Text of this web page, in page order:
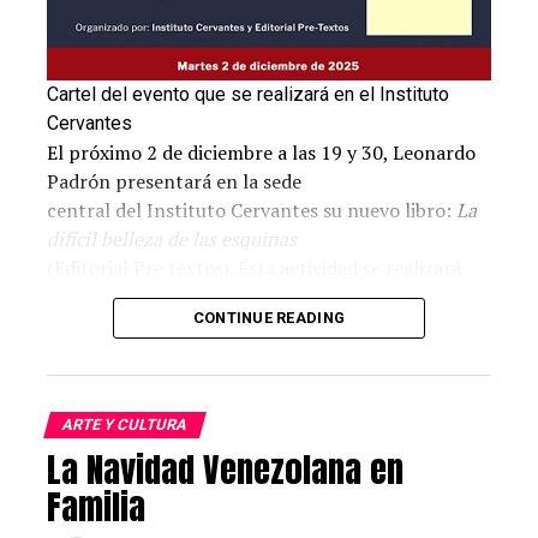
Cartel del evento que se realizará en el Instituto
Cervantes
El próximo 2 de diciembre a las 19 y 30, Leonardo
Padrón presentará en la sede
central del Instituto Cervantes su nuevo libro: La
difícil belleza de las esquinas
dentro del programa: “Biblioteca al
día”, con el que esta institución de prestigio
directo con los autores y títulos más relevantes de
la actualidad española.
Padrón, uno de los escritores más populares y
leídos de América Latina, conversará
en esta ocasión sobre su más reciente libro,
CONTINUE READING
ARTE Y CULTURA
La Navidad Venezolana en
Familia